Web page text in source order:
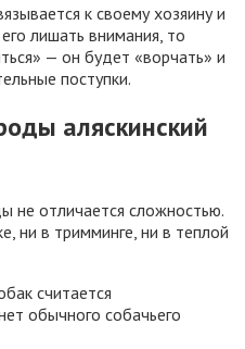
к своему хозяину и
лишать внимания, то
— он будет «ворчать» и
поступки.
аляскинский
не отличается сложностью.
ни в тримминге, ни в теплой
считается
обычного собачьего